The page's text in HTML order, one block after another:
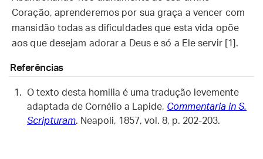
Coração, aprenderemos por sua graça a vencer com
mansidão todas as dificuldades que esta vida opõe
aos que desejam adorar a Deus e só a Ele servir [1].
Referências
O texto desta homilia é uma tradução levemente
adaptada de Cornélio a Lapide, Commentaria in S.
Scripturam. Neapoli, 1857, vol. 8, p. 202-203.